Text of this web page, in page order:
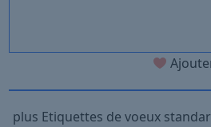
plus Etiquettes de voeux